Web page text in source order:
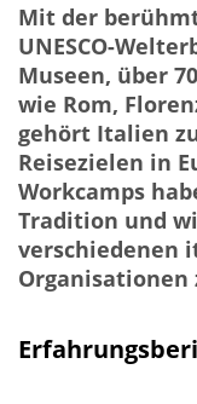
Mit der
UNESCO-
Museen, über
wie Rom,
gehört Italien
Reisezielen in
Workcamps
Tradition und
verschiedenen
Organisationen